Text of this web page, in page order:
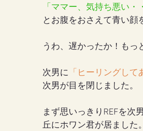
「ママー、気持ち悪い・
とお腹をおさえて青い顔
うわ、遅かったか！もっ
次男に 「ヒーリングして
次男が目を閉じました。
まず思いっきりREFを次
丘にホワン君が居ました。